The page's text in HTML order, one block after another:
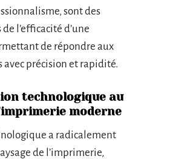
sont des
l’efficacité d’une
de répondre aux
avec précision et rapidité.
technologique au
moderne
a radicalement
de l’imprimerie,